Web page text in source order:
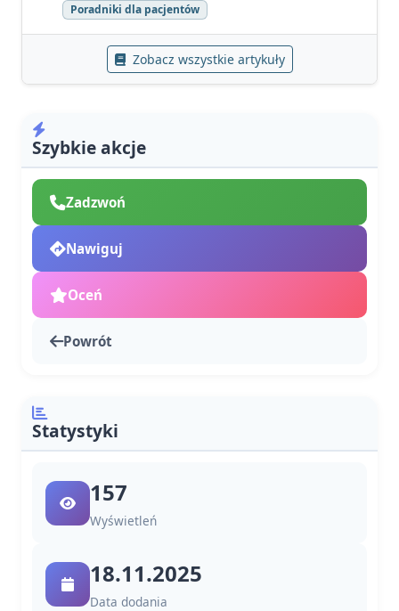
Poradniki dla pacjentów
Zobacz wszystkie artykuły
Szybkie akcje
Zadzwoń
Nawiguj
Oceń
Powrót
Statystyki
157
Wyświetleń
18.11.2025
Data dodania